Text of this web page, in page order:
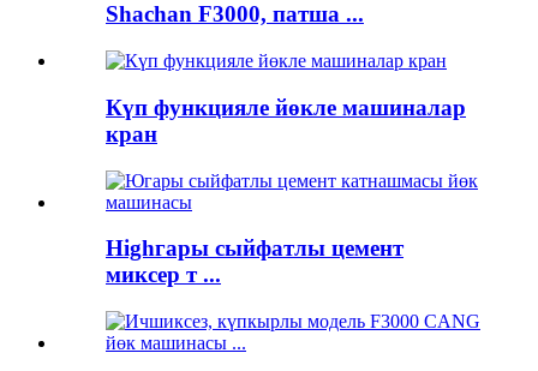
Shachan F3000, патша ...
Күп функцияле йөкле машиналар
кран
Highгары сыйфатлы цемент
миксер т ...